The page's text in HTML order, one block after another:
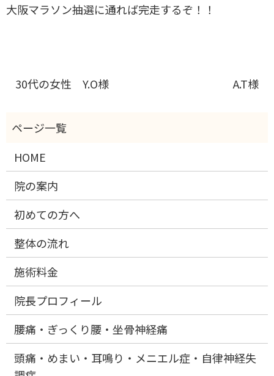
大阪マラソン抽選に通れば完走するぞ！！
30代の女性 Y.O様 A.T様
HOME
院の案内
初めての方へ
整体の流れ
施術料金
院長プロフィール
腰痛・ぎっくり腰・坐骨神経痛
頭痛・めまい・耳鳴り・メニエル症・自律神経失